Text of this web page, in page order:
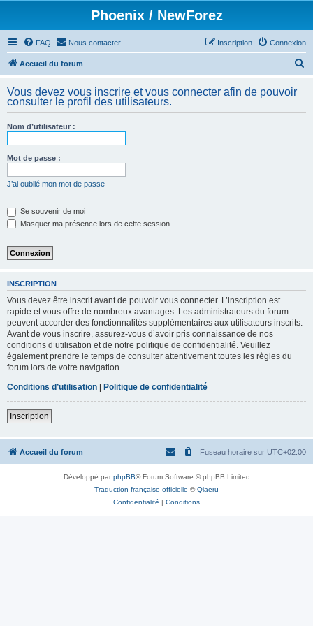
Phoenix / NewForez
FAQ Nous contacter Connexion
Inscription
Accueil du forum
h
Vous devez vous inscrire et vous connecter afin de pouvoir
consulter le profil des utilisateurs.
Nom d’utilisateur :
Mot de passe :
J’ai oublié mon mot de passe
Se souvenir de moi
Masquer ma présence lors de cette session
INSCRIPTION
Vous devez être inscrit avant de pouvoir vous connecter. L’inscription est
rapide et vous offre de nombreux avantages. Les administrateurs du forum
peuvent accorder des fonctionnalités supplémentaires aux utilisateurs inscrits.
Avant de vous inscrire, assurez-vous d’avoir pris connaissance de nos
conditions d’utilisation et de notre politique de confidentialité. Veuillez
également prendre le temps de consulter attentivement toutes les règles du
forum lors de votre navigation.
Conditions d’utilisation | Politique de confidentialité
Inscription
Accueil du forum Fuseau horaire sur UTC+02:00
Développé parphpBB® Forum Software © phpBB Limited
Traduction française officielle ©Qiaeru
Confidentialité | Conditions